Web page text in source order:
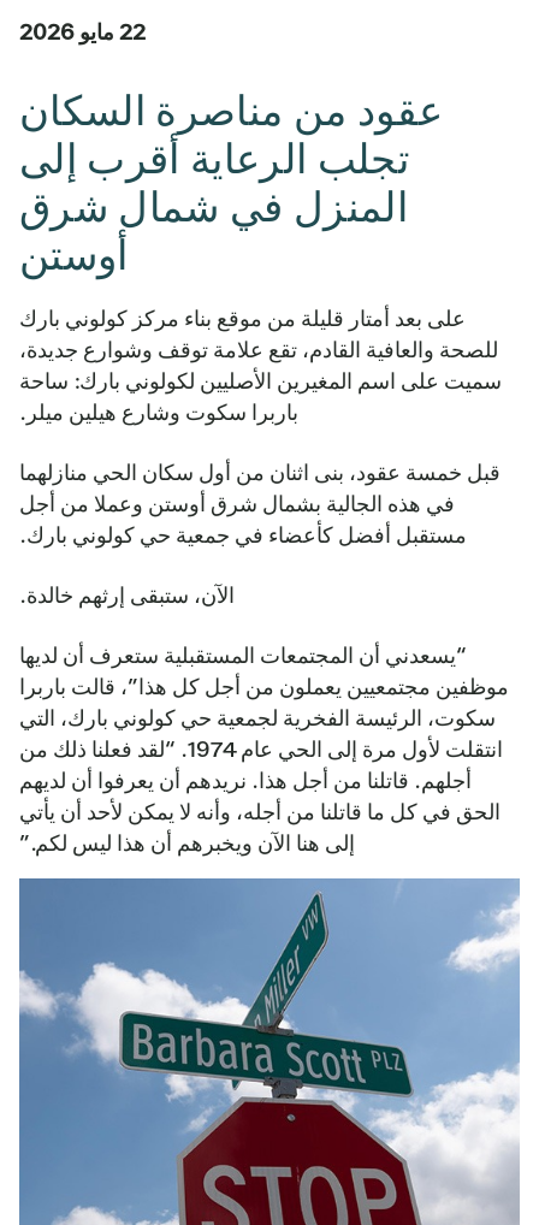
22 مايو 2026
عقود من مناصرة السكان
تجلب الرعاية أقرب إلى
المنزل في شمال شرق
أوستن
على بعد أمتار قليلة من موقع بناء مركز كولوني بارك
للصحة والعافية القادم، تقع علامة توقف وشوارع جديدة،
سميت على اسم المغيرين الأصليين لكولوني بارك: ساحة
باربرا سكوت وشارع هيلين ميلر.
قبل خمسة عقود، بنى اثنان من أول سكان الحي منازلهما
في هذه الجالية بشمال شرق أوستن وعملا من أجل
مستقبل أفضل كأعضاء في جمعية حي كولوني بارك.
الآن، ستبقى إرثهم خالدة.
“يسعدني أن المجتمعات المستقبلية ستعرف أن لديها
موظفين مجتمعيين يعملون من أجل كل هذا”، قالت باربرا
سكوت، الرئيسة الفخرية لجمعية حي كولوني بارك، التي
انتقلت لأول مرة إلى الحي عام 1974. “لقد فعلنا ذلك من
أجلهم. قاتلنا من أجل هذا. نريدهم أن يعرفوا أن لديهم
الحق في كل ما قاتلنا من أجله، وأنه لا يمكن لأحد أن يأتي
إلى هنا الآن ويخبرهم أن هذا ليس لكم.”